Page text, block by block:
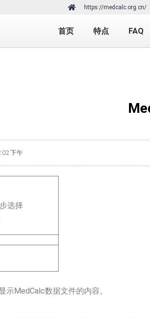
https://medcalc.org.cn/
首页 特点 FAQ
下午
示MedCalc数据文件的内容。